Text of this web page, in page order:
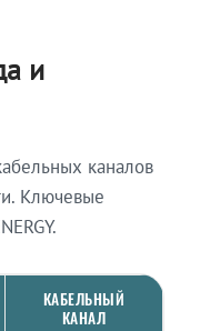
и
каналов
Ключевые
КАБЕЛЬНЫЙ
КАНАЛ